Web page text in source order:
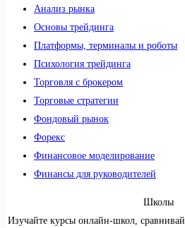
Анализ рынка
Основы трейдинга
Платформы, терминалы и роботы
Психология трейдинга
Торговля с брокером
Торговые стратегии
Фондовый рынок
Форекс
Финансовое моделирование
Финансы для руководителей
Школы
Изучайте курсы онлайн-школ,